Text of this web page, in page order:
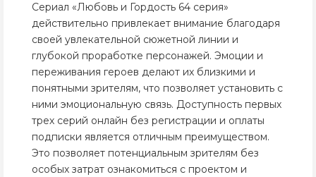
Сериал «Любовь и Гордость 64 серия»
действительно привлекает внимание благодаря
своей увлекательной сюжетной линии и
глубокой проработке персонажей. Эмоции и
переживания героев делают их близкими и
понятными зрителям, что позволяет установить с
ними эмоциональную связь. Доступность первых
трех серий онлайн без регистрации и оплаты
подписки является отличным преимуществом.
Это позволяет потенциальным зрителям без
особых затрат ознакомиться с проектом и